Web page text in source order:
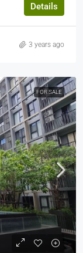
Details
3 years ago
FOR SALE